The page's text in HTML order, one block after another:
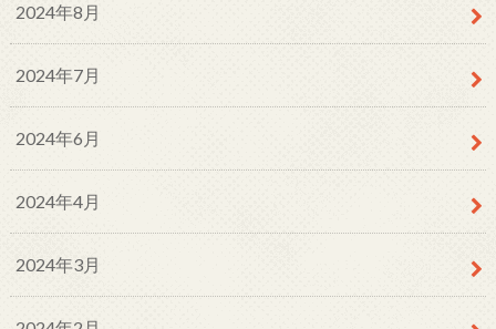
2024年8月
2024年7月
2024年6月
2024年4月
2024年3月